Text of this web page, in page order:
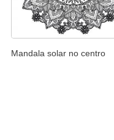
Mandala solar no centro